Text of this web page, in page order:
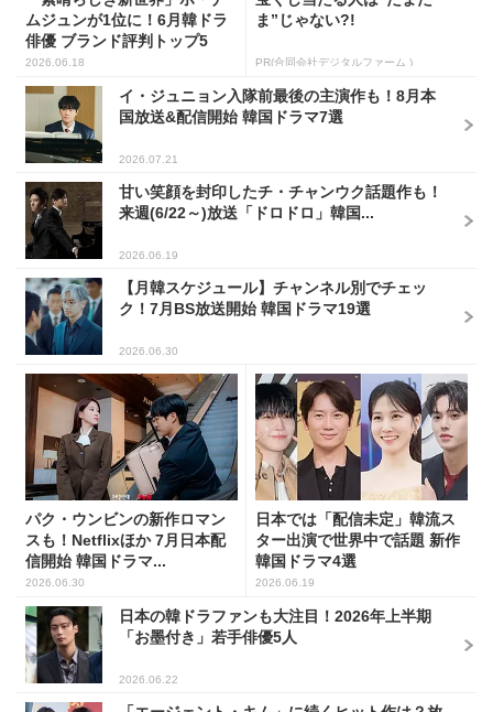
2026.07.21
甘い笑顔を封印したチ・チャンウク話題作も！
来週(6/22～)放送「ドロドロ」韓国...
2026.06.19
ク！7月BS放送開始 韓国ドラマ19選
2026.06.30
パク・ウンビンの新作ロマン
スも！Netflixほか 7月日本配
信開始 韓国ドラマ...
2026.06.30
日本では「配信未定」韓流ス
ター出演で世界中で話題 新作
韓国ドラマ4選
2026.06.19
日本の韓ドラファンも大注目！2026年上半期
「お墨付き」若手俳優5人
2026.06.22
「エージェント・キム」に続くヒット作は？放
送予定の「SBS金土」韓国ドラマ9選
2026.08.05
身！「恋は命がけ」7/18Netfl...